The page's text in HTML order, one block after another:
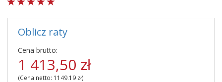
Oblicz raty
Cena brutto:
1 413,50 zł
(Cena netto: 1149.19 zł)